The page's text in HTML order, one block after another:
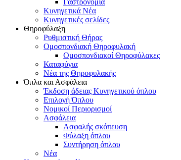
Γαστρονομία
Κυνηγετικά Νέα
Κυνηγετικές σελίδες
Θηροφύλαξη
Ρυθμιστική Θήρας
Ομοσπονδιακή Θηροφυλακή
Oμοσπονδιακοί Θηροφύλακες
Καταφύγια
Νέα της Θηροφυλακής
Όπλα και Ασφάλεια
Έκδοση άδειας Κυνηγετικού όπλου
Επιλογή Όπλου
Νομικοί Περιορισμοί
Ασφάλεια
Ασφαλής σκόπευση
Φύλαξη όπλου
Συντήρηση όπλου
Νέα